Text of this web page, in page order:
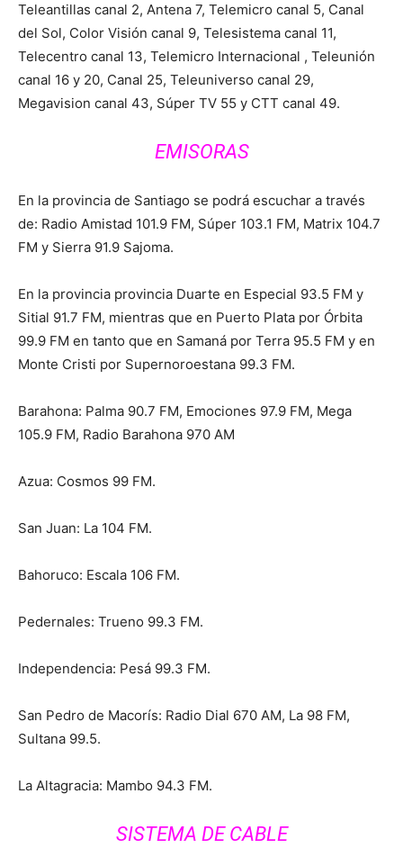
Teleantillas canal 2, Antena 7, Telemicro canal 5, Canal
del Sol, Color Visión canal 9, Telesistema canal 11,
Telecentro canal 13, Telemicro Internacional , Teleunión
canal 16 y 20, Canal 25, Teleuniverso canal 29,
Megavision canal 43, Súper TV 55 y CTT canal 49.
EMISORAS
En la provincia de Santiago se podrá escuchar a través
de: Radio Amistad 101.9 FM, Súper 103.1 FM, Matrix 104.7
FM y Sierra 91.9 Sajoma.
En la provincia provincia Duarte en Especial 93.5 FM y
Sitial 91.7 FM, mientras que en Puerto Plata por Órbita
99.9 FM en tanto que en Samaná por Terra 95.5 FM y en
Monte Cristi por Supernoroestana 99.3 FM.
Barahona: Palma 90.7 FM, Emociones 97.9 FM, Mega
105.9 FM, Radio Barahona 970 AM
Azua: Cosmos 99 FM.
San Juan: La 104 FM.
Bahoruco: Escala 106 FM.
Pedernales: Trueno 99.3 FM.
Independencia: Pesá 99.3 FM.
San Pedro de Macorís: Radio Dial 670 AM, La 98 FM,
Sultana 99.5.
La Altagracia: Mambo 94.3 FM.
SISTEMA DE CABLE